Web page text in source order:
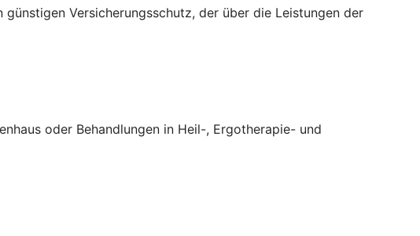
Versicherungsschutz, der über die Leistungen der
oder Behandlungen in Heil-, Ergotherapie- und